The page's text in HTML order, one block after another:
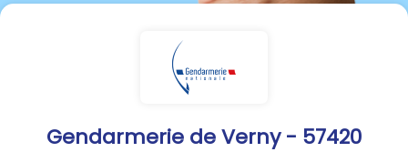
Gendarmerie de Verny - 57420
la gendarmerie de VERNY en
composant le 17.